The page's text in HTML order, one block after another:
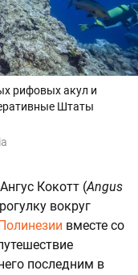
рифовых акул и
Штаты
Ангус Кокотт (Angus
вокруг
вместе со
последним в